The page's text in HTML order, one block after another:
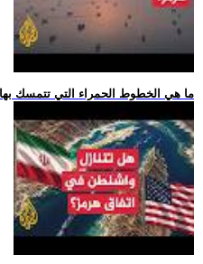
.. ما هي الخطوط الحمراء التي تتمسك